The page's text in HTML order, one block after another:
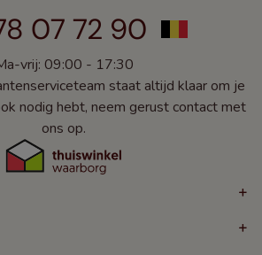
07 72 90
vrij: 09:00 - 17:30
staat altijd klaar om je
nodig hebt, neem gerust contact met
ons op.
+
+